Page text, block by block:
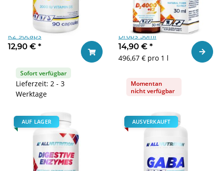
ALLNUTRITION Calcium D3 +
K2 90caps
12,90 € *
Sofort verfügbar
Lieferzeit: 2 - 3
Werktage
In den Warenkorb
Allnutrition D3 4000 +K2
Drops 30ml
14,90 € *
496,67 € pro 1 l
Momentan
nicht verfügbar
Zum
AUF LAGER AUSVERKAUFT